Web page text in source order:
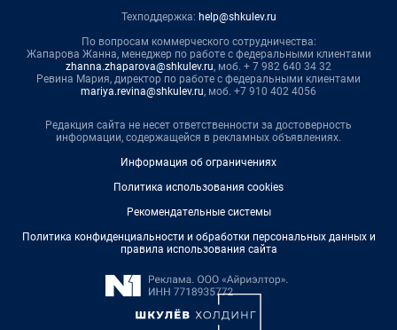
Техподдержка: help@shkulev.ru
По вопросам коммерческого сотрудничества:
Жапарова Жанна, менеджер по работе с федеральными клиентами
zhanna.zhaparova@shkulev.ru, моб. + 7 982 640 34 32
Ревина Мария, директор по работе с федеральными клиентами
mariya.revina@shkulev.ru, моб. +7 910 402 4056
Редакция сайта не несет ответственности за достоверность
информации, содержащейся в рекламных объявлениях.
Информация об ограничениях
Политика использования cookies
Рекомендательные системы
Политика конфиденциальности и обработки персональных данных и
правила использования сайта